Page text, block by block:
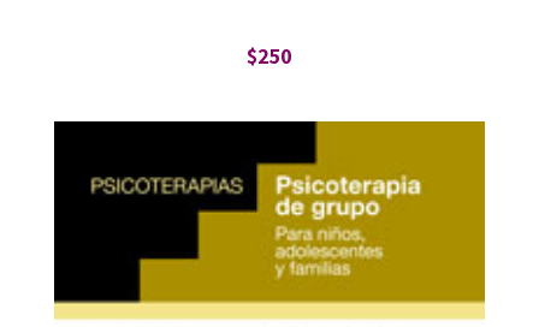
$250